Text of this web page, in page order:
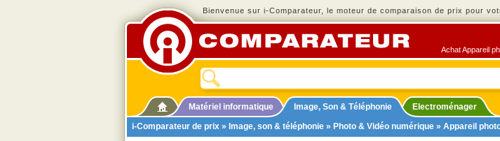
Bienvenue sur i-Comparateur, le moteur de comparaison de prix pour
Achat Appareil
Matériel informatique Image, Son & Téléphonie
Electroménager
i-Comparateur de prix » Image, son & téléphonie » Photo & Vidéo numérique » Appareil